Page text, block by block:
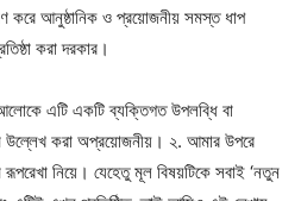
করে আনুষ্ঠানিক ও প্রয়োজনীয় সমস্ত ধাপ
করা দরকার।
এটি একটি ব্যক্তিগত উপলব্ধি বা
উল্লেখ করা অপ্রয়োজনীয়। ২. আমার উপরে
রূপরেখা নিয়ে। যেহেতু মূল বিষয়টিকে সবাই ‘নতুন